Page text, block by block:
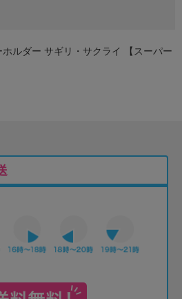
ルダー サギリ・サクライ 【スーパー